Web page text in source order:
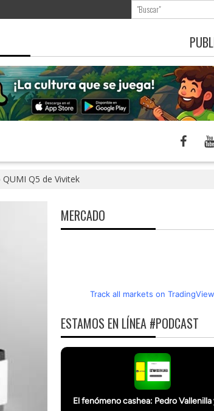
Q5 de Vivitek
MERCADO
Track all markets on TradingView
ESTAMOS EN LÍNEA #PODCAST